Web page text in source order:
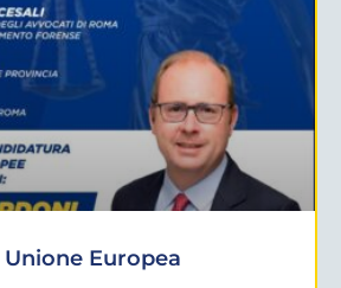
Europea